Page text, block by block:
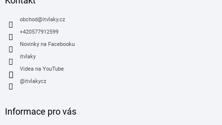
obchod@itvlaky.cz
+420577912599
Novinky na Facebooku
itvlaky
Videa na YouTube
@itvlakycz
Informace pro vás